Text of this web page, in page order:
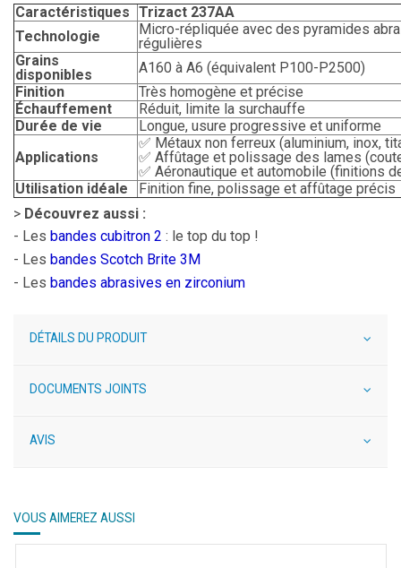
Caractéristiques Trizact 237AA
Technologie
Micro-répliquée avec des pyramides
régulières
Grains
disponibles
A160 à A6 (équivalent P100-P2500)
Finition
Très homogène et précise
Échauffement
Réduit, limite la surchauffe
Durée de vie
Longue, usure progressive et uniforme
Applications
✅ Métaux non ferreux (aluminium, inox,
✅ Affûtage et polissage des lames
✅ Aéronautique et automobile (finitions
Utilisation idéale
Finition fine, polissage et affûtage précis
> Découvrez aussi :
- Les bandes cubitron 2 : le top du top !
- Les bandes Scotch Brite 3M
- Les bandes abrasives en zirconium
DÉTAILS DU PRODUIT
DOCUMENTS JOINTS
AVIS
VOUS AIMEREZ AUSSI